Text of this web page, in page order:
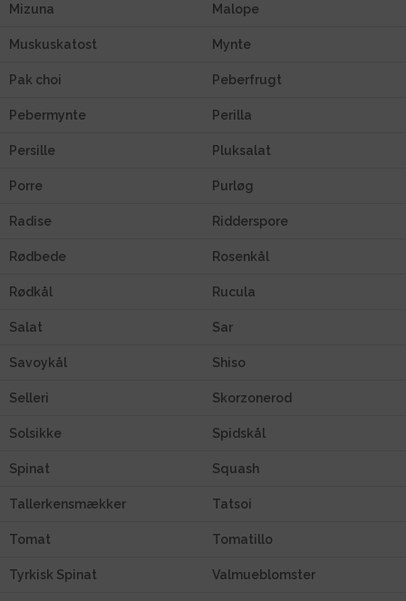
Mizuna Malope
Muskuskatost Mynte
Pak choi Peberfrugt
Pebermynte Perilla
Persille Pluksalat
Porre Purløg
Radise Ridderspore
Rødbede Rosenkål
Rødkål Rucula
Salat Sar
Savoykål Shiso
Selleri Skorzonerod
Solsikke Spidskål
Spinat Squash
Tallerkensmækker Tatsoi
Tomat Tomatillo
Tyrkisk Spinat Valmueblomster